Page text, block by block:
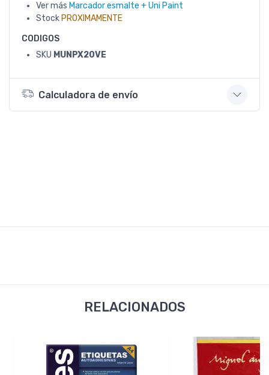
Ver más Marcador esmalte + Uni Paint
Stock PROXIMAMENTE
CODIGOS
SKU MUNPX20VE
Calculadora de envío
RELACIONADOS